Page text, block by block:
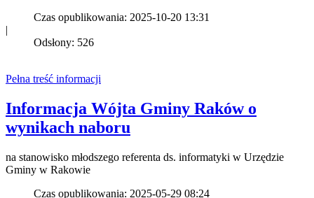
Czas opublikowania: 2025-10-20 13:31
|
Odsłony: 526
Pełna treść informacji
Informacja Wójta Gminy Raków o
wynikach naboru
na stanowisko młodszego referenta ds. informatyki w Urzędzie
Gminy w Rakowie
Czas opublikowania: 2025-05-29 08:24